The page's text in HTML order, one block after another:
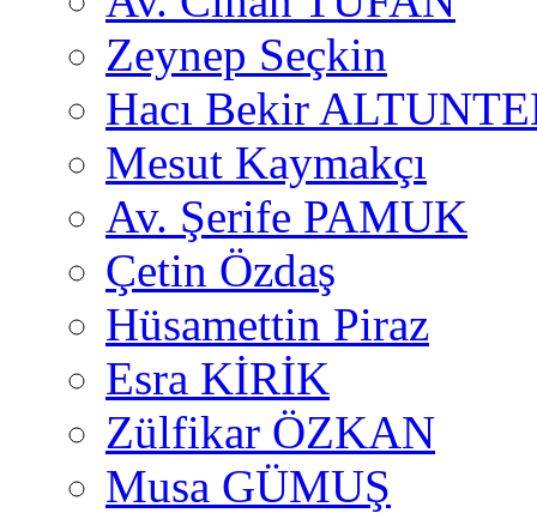
Zeynep Seçkin
Hacı Bekir
Mesut Kaymakçı
Av. Şerife PAMUK
Çetin Özdaş
Hüsamettin Piraz
Esra KİRİK
Zülfikar ÖZKAN
Musa GÜMUŞ